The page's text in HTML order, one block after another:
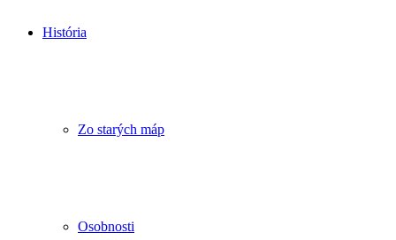
História
Zo starých máp
Osobnosti